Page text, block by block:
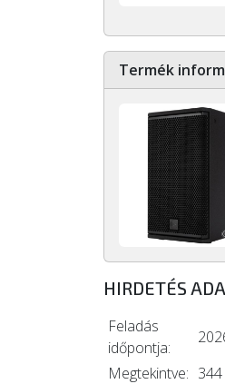
Termék
HIRDETÉS
Feladás
időpontja:
Megtekintve: